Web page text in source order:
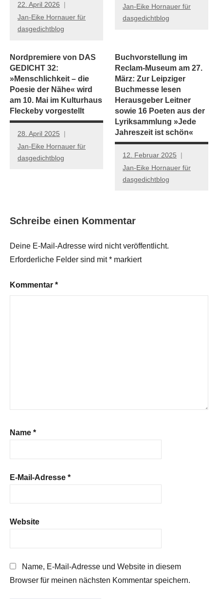
22. April 2026
Jan-Eike Hornauer für
dasgedichtblog
Jan-Eike Hornauer für
dasgedichtblog
Nordpremiere von DAS
GEDICHT 32:
»Menschlichkeit – die
Poesie der Nähe« wird
am 10. Mai im Kulturhaus
Fleckeby vorgestellt
28. April 2025
Jan-Eike Hornauer für
dasgedichtblog
Buchvorstellung im
Reclam-Museum am 27.
März: Zur Leipziger
Buchmesse lesen
Herausgeber Leitner
sowie 16 Poeten aus der
Lyriksammlung »Jede
Jahreszeit ist schön«
12. Februar 2025
Jan-Eike Hornauer für
dasgedichtblog
Schreibe einen Kommentar
Deine E-Mail-Adresse wird nicht veröffentlicht.
Erforderliche Felder sind mit* markiert
Kommentar *
Name *
E-Mail-Adresse *
Website
Name, E-Mail-Adresse und Website in diesem
Browser für meinen nächsten Kommentar speichern.